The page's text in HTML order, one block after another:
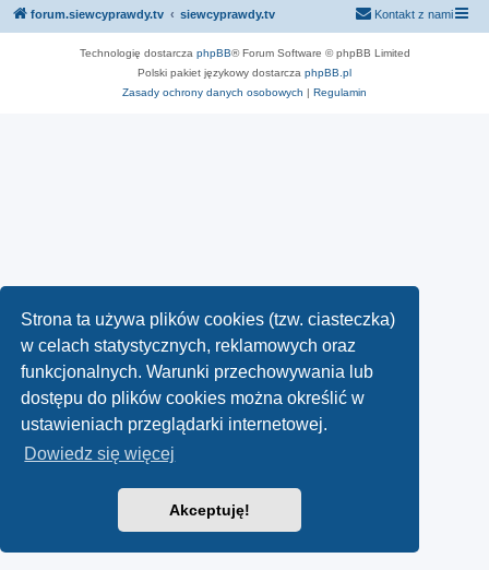
Strona ta używa plików cookies (tzw. ciasteczka)
w celach statystycznych, reklamowych oraz
funkcjonalnych. Warunki przechowywania lub
dostępu do plików cookies można określić w
ustawieniach przeglądarki internetowej.
Dowiedz się więcej
Akceptuję!
forum.siewcyprawdy.tv siewcyprawdy.tv Kontakt z nami
Technologię dostarcza phpBB® Forum Software © phpBB Limited
Polski pakiet językowy dostarcza phpBB.pl
Zasady ochrony danych osobowych | Regulamin